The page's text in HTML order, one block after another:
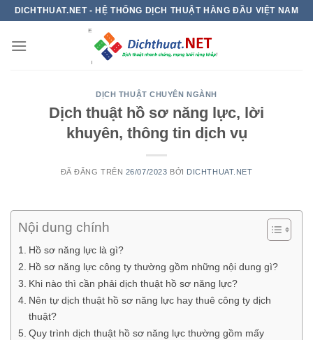
Chuyển
nội
DICHTHUAT.NET - HỆ THỐNG DỊCH THUẬT HÀNG ĐẦU VIỆT NAM
DỊCH THUẬT CHUYÊN NGÀNH
Dịch thuật hồ sơ năng lực, lời
khuyên, thông tin dịch vụ
ĐÃ ĐĂNG TRÊN 26/07/2023 BỞI DICHTHUAT.NET
Nội dung chính
Hồ sơ năng lực là gì?
Hồ sơ năng lực công ty thường gồm những nội dung gì?
Khi nào thì cần phải dịch thuật hồ sơ năng lực?
Nên tự dịch thuật hồ sơ năng lực hay thuê công ty dịch
thuật?
Quy trình dịch thuật hồ sơ năng lực thường gồm mấy